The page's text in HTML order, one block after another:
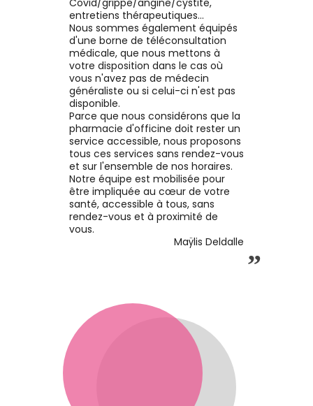
entretiens thérapeutiques...
Nous sommes également équipés
d'une borne de téléconsultation
médicale, que nous mettons à
votre disposition dans le cas où
vous n'avez pas de médecin
généraliste ou si celui-ci n'est pas
disponible.
Parce que nous considérons que la
pharmacie d'officine doit rester un
service accessible, nous proposons
tous ces services sans rendez-vous
et sur l'ensemble de nos horaires.
Notre équipe est mobilisée pour
être impliquée au cœur de votre
santé, accessible à tous, sans
rendez-vous et à proximité de
vous.
Maÿlis Deldalle
”